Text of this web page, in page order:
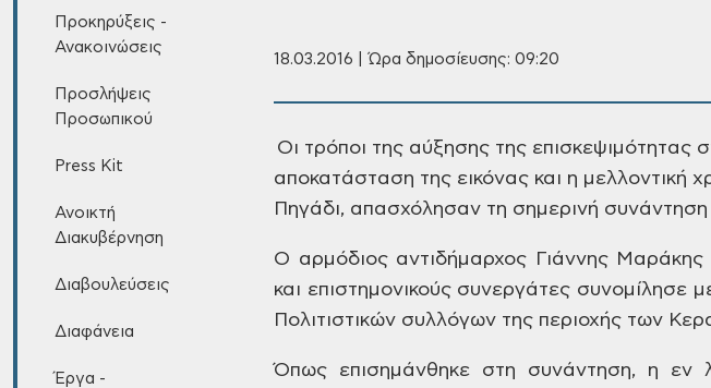
Προκηρύξεις -
Ανακοινώσεις
Προσλήψεις
Προσωπικού
Press Kit
Ανοικτή
Διακυβέρνηση
Διαβουλεύσεις
Διαφάνεια
Έργα -
18.03.2016 | Ώρα δημοσίευσης: 09:20
Οι τρόποι της αύξησης της επισκεψιμότητας
αποκατάσταση της εικόνας και η μελλοντική
Πηγάδι, απασχόλησαν τη σημερινή
Ο αρμόδιος αντιδήμαρχος Γιάννης Μαράκης
και επιστημονικούς συνεργάτες συνομίλησε
Πολιτιστικών συλλόγων της περιοχής των
Όπως επισημάνθηκε στη συνάντηση, η εν